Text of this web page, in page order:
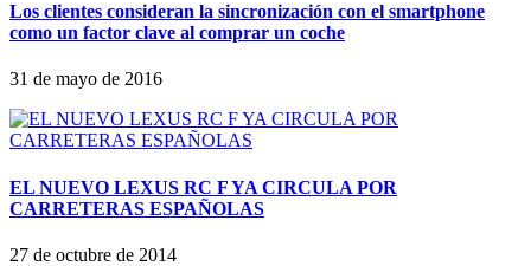
Los clientes consideran la sincronización con el smartphone
como un factor clave al comprar un coche
31 de mayo de 2016
EL NUEVO LEXUS RC F YA CIRCULA POR
CARRETERAS ESPAÑOLAS
27 de octubre de 2014